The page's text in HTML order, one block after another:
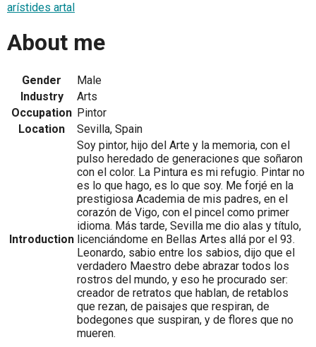
arístides artal
About me
Gender
Male
Industry
Arts
Occupation Pintor
Location
Sevilla, Spain
Introduction
Soy pintor, hijo del Arte y la memoria, con el
pulso heredado de generaciones que soñaron
con el color. La Pintura es mi refugio. Pintar no
es lo que hago, es lo que soy. Me forjé en la
prestigiosa Academia de mis padres, en el
corazón de Vigo, con el pincel como primer
idioma. Más tarde, Sevilla me dio alas y título,
licenciándome en Bellas Artes allá por el 93.
Leonardo, sabio entre los sabios, dijo que el
verdadero Maestro debe abrazar todos los
rostros del mundo, y eso he procurado ser:
creador de retratos que hablan, de retablos
que rezan, de paisajes que respiran, de
bodegones que suspiran, y de flores que no
mueren.